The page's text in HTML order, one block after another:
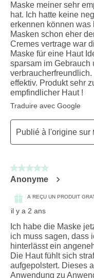
Maske meiner sehr
hat. Ich hatte keine
erkennen können
Masken schon eher
Cremes vertrage war
Maske für eine Haut
sparsam im Gebrauch
effektiv. Produkt sehr
empfindlicher Haut !
Traduire avec Google
Publié à l'origine sur
5 sur 5 étoiles.
Anonyme
A REÇU UN PRODUIT
il y a 2 ans
Ich habe die Maske
ich muss sagen, dass
hinterlässt ein
Die Haut fühlt sich
aufgepolstert. Dieses
Anwendung zu